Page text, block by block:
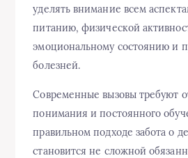
уделять внимание всем
питанию, физической
эмоциональному состоянию и
болезней.
Современные вызовы требуют
понимания и постоянного
правильном подходе забота о
становится не сложной